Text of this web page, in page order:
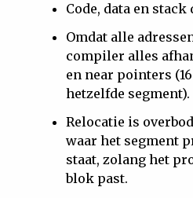
Code, data en
Omdat alle
compiler alles
en near pointers
hetzelfde segment).
Relocatie is
waar het segment
staat, zolang het
blok past.